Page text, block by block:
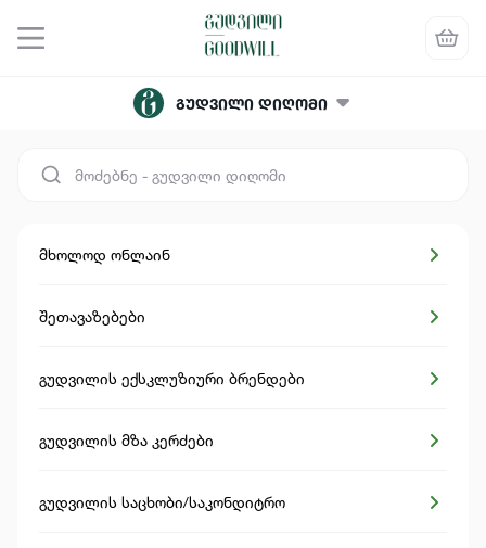
მისამართის არჩევა
გუდვილი დიღომი
მხოლოდ ონლაინ
შეთავაზებები
გუდვილის ექსკლუზიური ბრენდები
გუდვილის მზა კერძები
გუდვილის საცხობი/საკონდიტრო